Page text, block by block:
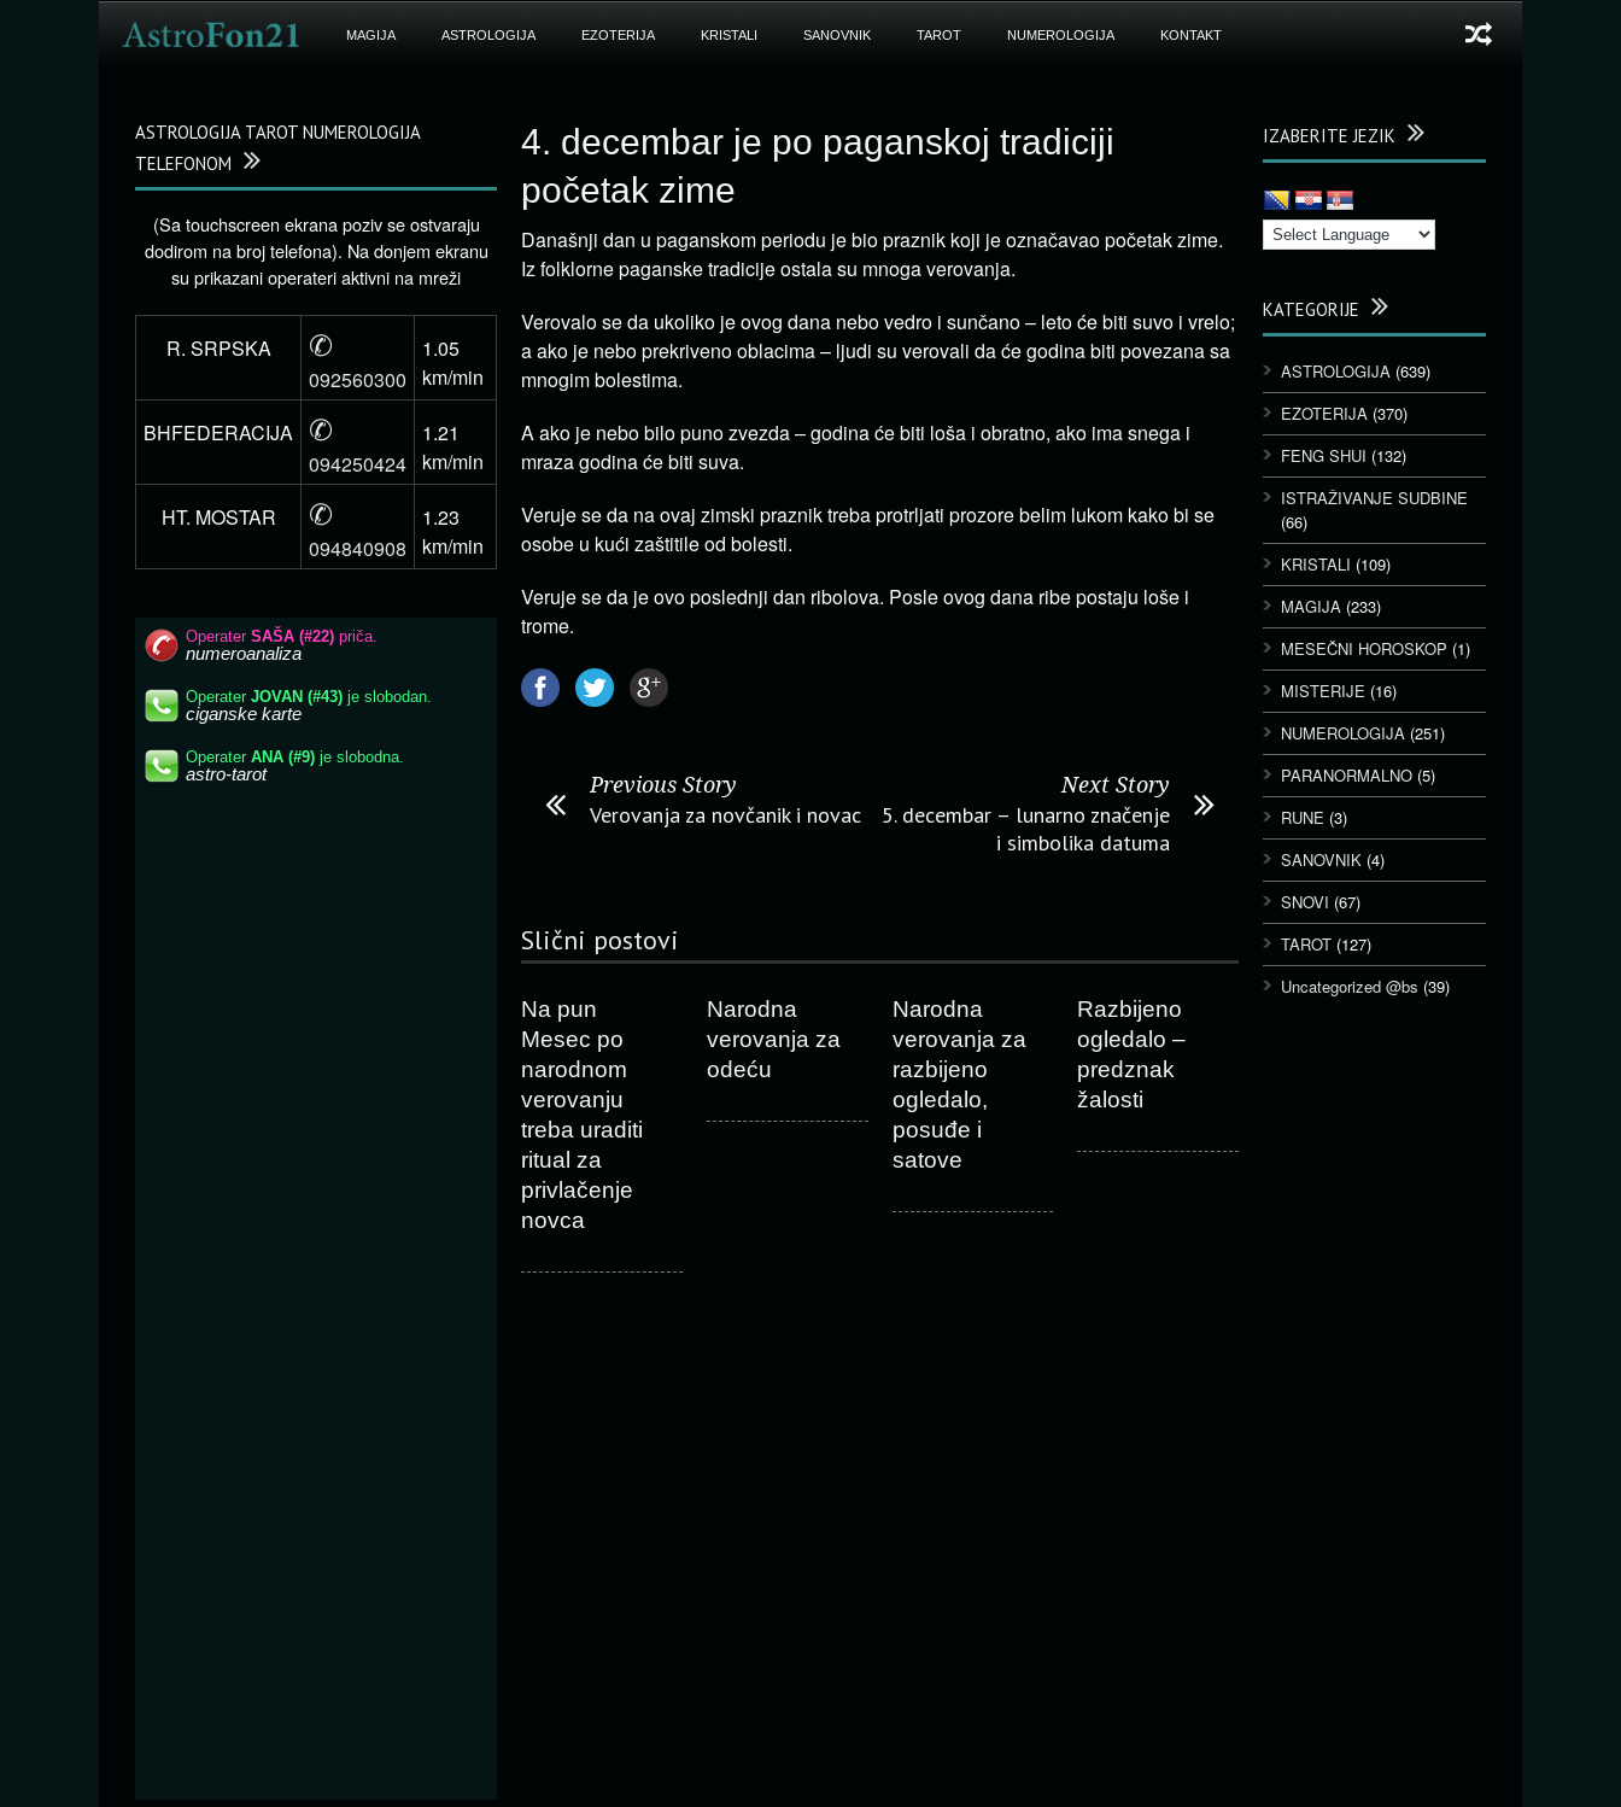
MAGIJA ASTROLOGIJA EZOTERIJA KRISTALI SANOVNIK TAROT NUMEROLOGIJA KONTAKT
4. decembar je po paganskoj tradiciji
početak zime
Današnji dan u paganskom periodu je bio praznik koji je označavao početak zime.
Iz folklorne paganske tradicije ostala su mnoga verovanja.
Verovalo se da ukoliko je ovog dana nebo vedro i sunčano – leto će biti suvo i vrelo;
a ako je nebo prekriveno oblacima – ljudi su verovali da će godina biti povezana sa
mnogim bolestima.
A ako je nebo bilo puno zvezda – godina će biti loša i obratno, ako ima snega i
mraza godina će biti suva.
Veruje se da na ovaj zimski praznik treba protrljati prozore belim lukom kako bi se
osobe u kući zaštitile od bolesti.
Veruje se da je ovo poslednji dan ribolova. Posle ovog dana ribe postaju loše i
trome.
Previous Story
Verovanja za novčanik i novac
Next Story
5. decembar – lunarno značenje
i simbolika datuma
Slični postovi
Na pun
Mesec po
narodnom
verovanju
treba uraditi
ritual za
privlačenje
novca
Narodna
verovanja za
odeću
Narodna
verovanja za
razbijeno
ogledalo,
posuđe i
satove
Razbijeno
ogledalo –
predznak
žalosti
IZABERITE JEZIK
KATEGORIJE
ASTROLOGIJA (639)
EZOTERIJA (370)
FENG SHUI (132)
ISTRAŽIVANJE SUDBINE
(66)
KRISTALI (109)
MAGIJA (233)
MESEČNI HOROSKOP (1)
MISTERIJE (16)
NUMEROLOGIJA (251)
PARANORMALNO (5)
RUNE (3)
SANOVNIK (4)
SNOVI (67)
TAROT (127)
Uncategorized @bs (39)
ASTROLOGIJA TAROT NUMEROLOGIJA
TELEFONOM
(Sa touchscreen ekrana poziv se ostvaraju
dodirom na broj telefona). Na donjem ekranu
su prikazani operateri aktivni na mreži
R. SRPSKA ✆
092560300
1.05
km/min
BHFEDERACIJA
✆
094250424
1.21
km/min
HT. MOSTAR
✆
094840908
1.23
km/min